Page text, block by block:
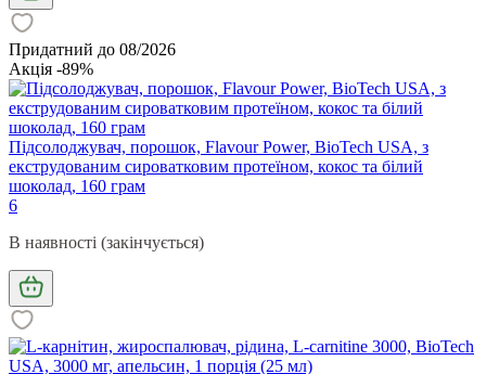
Придатний до 08/2026
Акція -89%
Підсолоджувач, порошок, Flavour Power, BioTech USA, з
екструдованим сироватковим протеїном, кокос та білий
шоколад, 160 грам
6
В наявності (закінчується)